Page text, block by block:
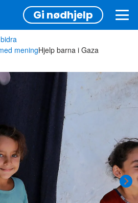
Gi nødhjelp
meningHjelp barna i Gaza